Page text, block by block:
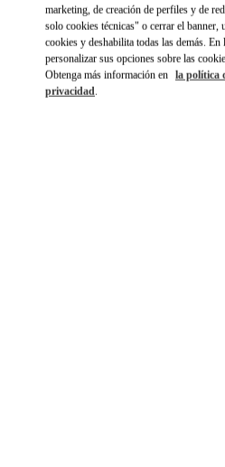
marketing, de creación de perfiles y de
solo cookies técnicas" o cerrar el banner,
cookies y deshabilita todas las demás.
personalizar sus opciones sobre las
Obtenga más información en la política
privacidad.